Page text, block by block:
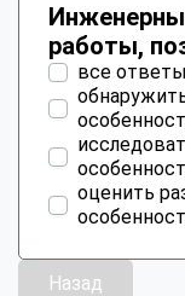
работы,
все
оценить
Назад